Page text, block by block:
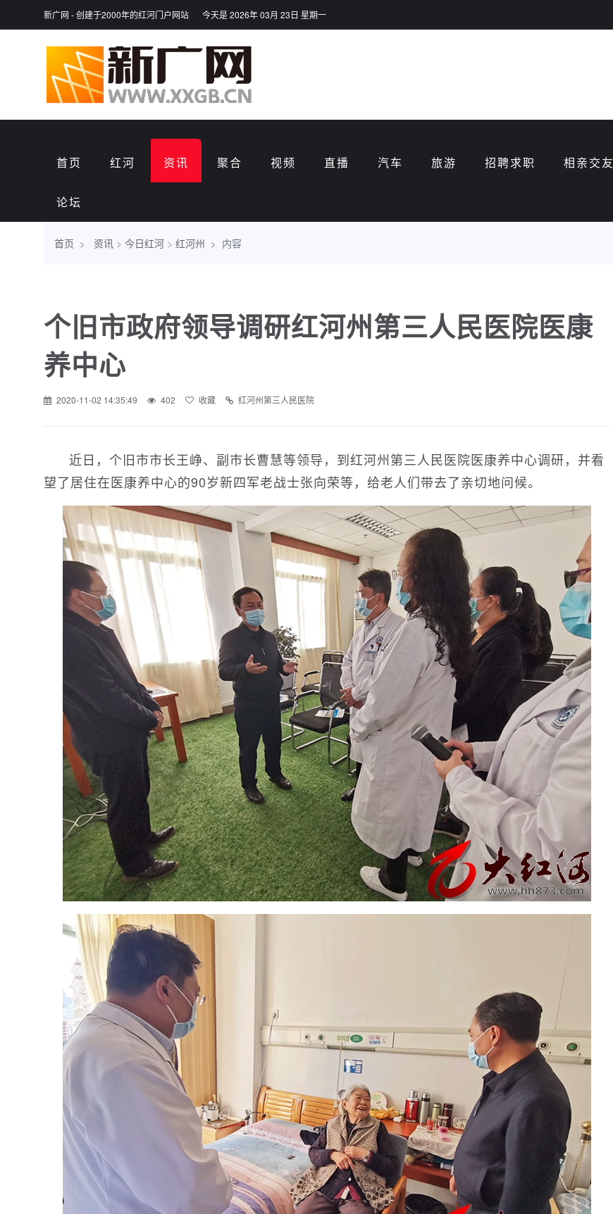
新广网 - 创建于2000年的红河门户网站 今天是 2026年 03月 23日 星期一
首页 红河 资讯 聚合 视频 直播 汽车 旅游 招聘求职 相亲交友
论坛
首页 资讯 > 今日红河 > 红河州 内容
个旧市政府领导调研红河州第三人民医院医康
养中心
2020-11-02 14:35:49 402 收藏 红河州第三人民医院
近日，个旧市市长王峥、副市长曹慧等领导，到红河州第三人民医院医康养中心调研，并看
望了居住在医康养中心的90岁新四军老战士张向荣等，给老人们带去了亲切地问候。